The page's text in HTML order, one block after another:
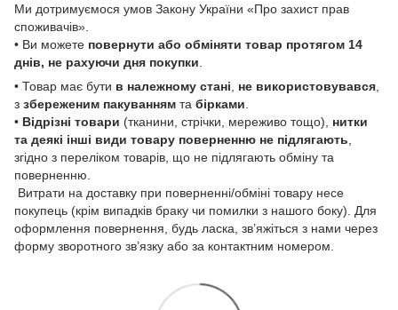
Ми дотримуємося умов Закону України «Про захист прав
споживачів».
• Ви можете повернути або обміняти товар протягом 14
днів, не рахуючи дня покупки
• Товар має бути в належному стані не використовувався
з збереженим пакуванням та бірками
• Відрізні товари (тканини, стрічки, мереживо тощо), нитки
та деякі інші види товару поверненню не підлягають
згідно з переліком товарів, що не підлягають обміну та
поверненню.
Витрати на доставку при поверненні/обміні товару несе
покупець (крім випадків браку чи помилки з нашого боку). Для
оформлення повернення, будь ласка, зв’яжіться з нами через
форму зворотного зв’язку або за контактним номером.